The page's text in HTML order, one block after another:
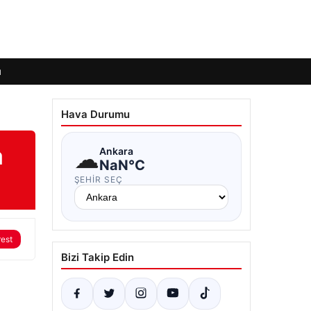
Hava Durumu
☁Ankara
NaN°C
ŞEHIR SEÇ
Bizi Takip Edin